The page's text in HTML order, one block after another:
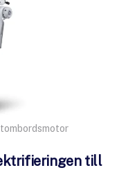
till